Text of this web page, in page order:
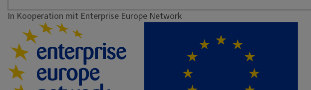
In Kooperation mit Enterprise Europe Network